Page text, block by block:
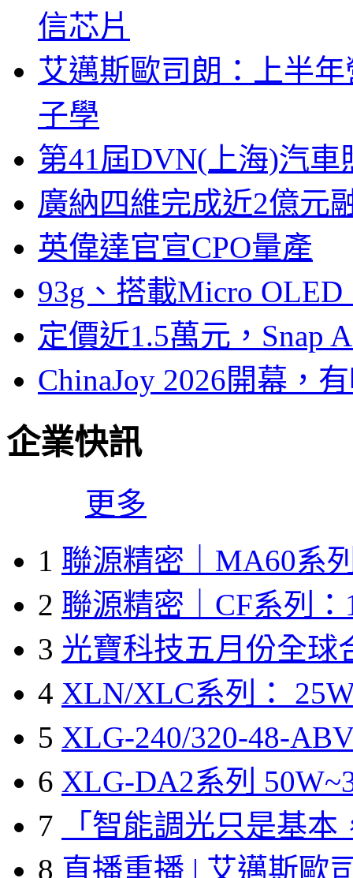
信芯片
艾邁斯歐司朗：上半
子學
第41屆DVN(上海)汽
廣納四維完成近2億元
英偉達官宣CPO量產
93g、搭載Micro
定價近1.5萬元，Snap
ChinaJoy 2026開幕，
企業快訊
更多
1 聯源精密｜MA60系
2 聯源精密｜CF系列：
3 光寶科技五月份全球
4 XLN/XLC系列：
5 XLG-240/320-48-
6 XLG-DA2系列
7
「智能調光只是基本
8 直播重播 | 艾邁斯歐